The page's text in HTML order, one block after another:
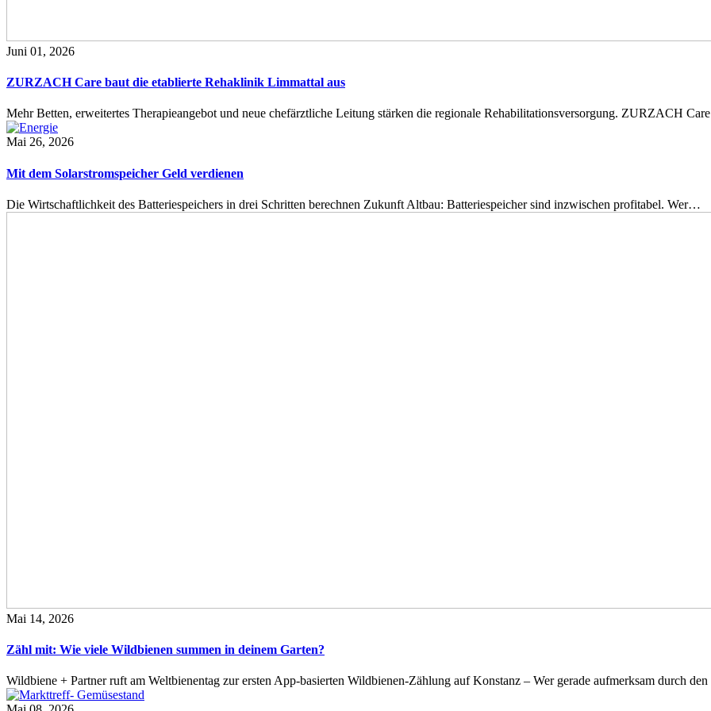
Juni 01, 2026
ZURZACH Care baut die etablierte Rehaklinik Limmattal aus
Mehr Betten, erweitertes Therapieangebot und neue chefärztliche Leitung stärken die regionale Rehabilitationsversorgung. ZURZACH
Mai 26, 2026
Mit dem Solarstromspeicher Geld verdienen
Die Wirtschaftlichkeit des Batteriespeichers in drei Schritten berechnen Zukunft Altbau: Batteriespeicher sind inzwischen profitabel. Wer…
Mai 14, 2026
Zähl mit: Wie viele Wildbienen summen in deinem Garten?
Wildbiene + Partner ruft am Weltbienentag zur ersten App-basierten Wildbienen-Zählung auf Konstanz – Wer gerade aufmerksam durch